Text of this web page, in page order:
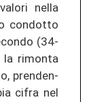
nella
con­dot­to
(34-
la ri­mon­ta
pren­den­
cifra nel